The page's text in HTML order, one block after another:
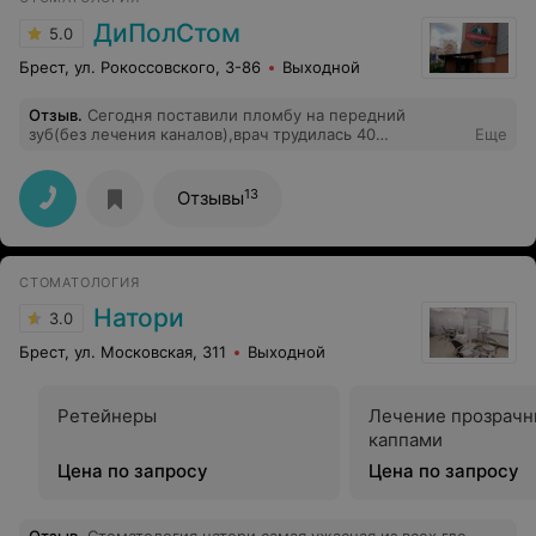
5.0 ДиПолСтом
Брест, ул. Рокоссовского, 3-86 Выходной
Отзыв. Сегодня поставили пломбу на передний
зуб(без лечения каналов),врач трудилась 40
почувствуйте разницу-месяц назад в платном кабинете
в п-ке на 2 аналогичные пломбы было потрачено 10
минут по тем же расценкам-130 р.за пломбу,зато 30
минут распечатывали на 3 листах сколько они провели
операций. Я ПОТРЯСЕН,почувствуйте разницу!
Еще
Отзывы13
СТОМАТОЛОГИЯ
3.0 Натори
Брест, ул. Московская, 311 Выходной
Ретейнеры
Цена по запросу
Лечение
каппами
Цена по запросу